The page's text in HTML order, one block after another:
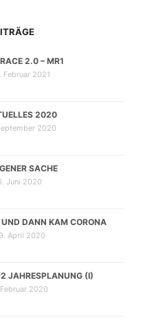
2.0 – MR1
Februar 2021
2020
2020
SACHE
Juni 2020
DANN KAM CORONA
April 2020
JAHRESPLANUNG (I)
2020